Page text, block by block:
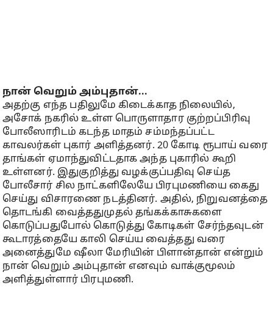
நான் வெறும் அம்புதான்...
அதற்கு எந்த பதிலுமே கிடைக்காத நிலையில்,
அசோக் நகரில் உள்ள பொருளாதார குற்றப்பிரிவு
போலீஸாரிடம் கடந்த மாதம் சம்மந்தப்பட்ட
காவலர்கள் புகார் அளித்தனர். 20 கோடி ரூபாய் வரை
தாங்கள் ஏமாந்துவிட்டதாக அந்த புகாரில் கூறி
உள்ளனர். இதுகுறித்து வழக்குப்பதிவு செய்த
போலீசார் சில நாட்களிலேயே பிரபுமணியை கைது
செய்து விசாரணை நடத்தினர். அதில், நிறுவனத்தை
தொடங்கி வைத்ததுமுதல் தங்கக்காசுகளை
கொடுப்பதுபோல் கொடுத்து கோடிகள் சேர்ந்தவுடன்
கூடாரத்தையே காலி செய்ய வைத்தது வரை
அனைத்துமே ஷீலா மேரியின் பிளான்தான் என்றும்
நான் வெறும் அம்புதான் எனவும் வாக்குமூலம்
அளித்துள்ளார் பிரபுமணி.